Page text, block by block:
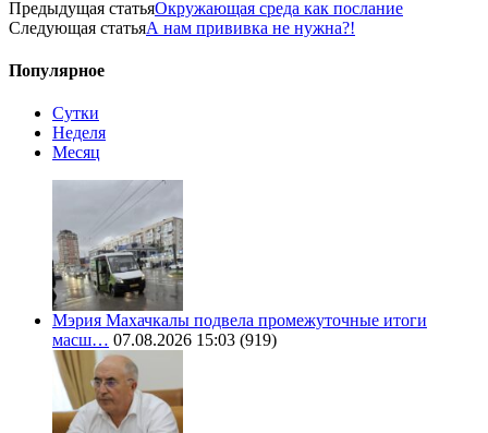
Предыдущая статьяОкружающая среда как послание
Следующая статьяА нам прививка не нужна?!
Популярное
Сутки
Неделя
Месяц
Мэрия Махачкалы подвела промежуточные итоги
масш… 07.08.2026 15:03 (919)